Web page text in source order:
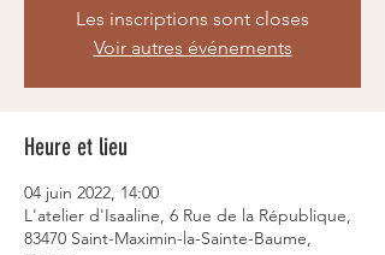
Les inscriptions sont closes
Voir autres événements
Heure et lieu
04 juin 2022, 14:00
L'atelier d'Isaaline, 6 Rue de la République,
83470 Saint-Maximin-la-Sainte-Baume,